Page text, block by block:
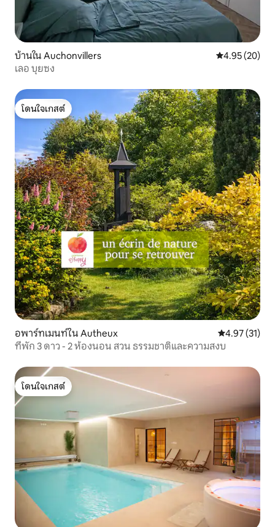
บ้านใน Auchonvillers คะแนนเฉลี่ย
4.95 (20)
เลอ บุยซง
โดนใจเกสต์
โดนใจเกสต์
อพาร์ทเมนท์ใน Autheux คะแนนเฉลี่ย
4.97 (31)
ที่พัก 3 ดาว - 2 ห้องนอน สวน ธรรมชาติและความสงบ
โดนใจเกสต์
โดนใจเกสต์